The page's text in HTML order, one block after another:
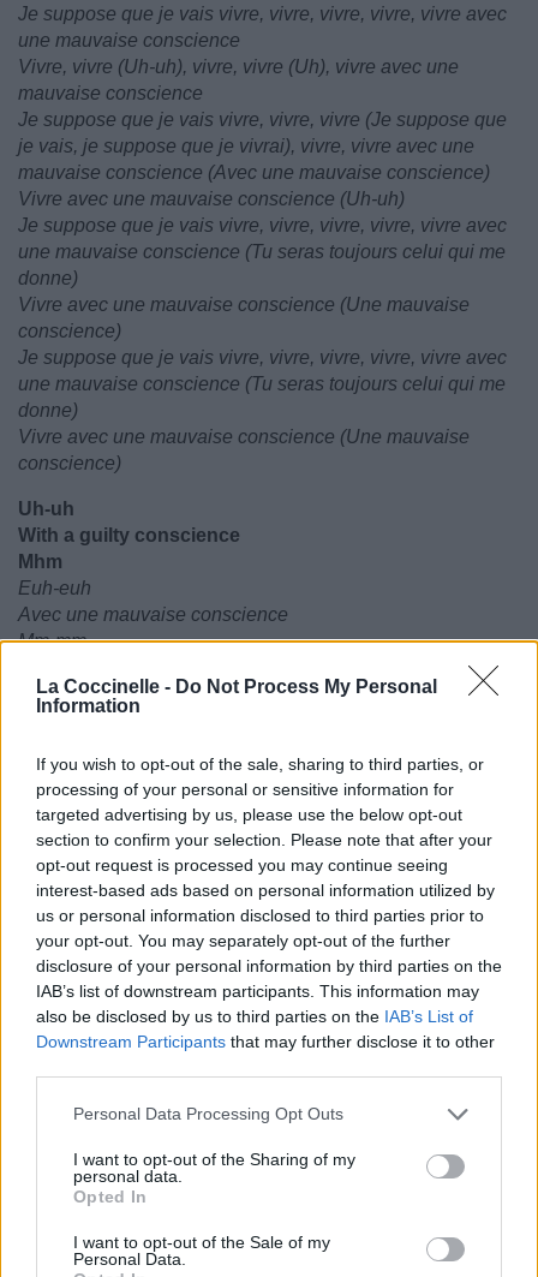
La Coccinelle - Do Not Process My Personal
Information
If you wish to opt-out of the sale, sharing to third parties, or
processing of your personal or sensitive information for
targeted advertising by us, please use the below opt-out
section to confirm your selection. Please note that after your
opt-out request is processed you may continue seeing
interest-based ads based on personal information utilized by
us or personal information disclosed to third parties prior to
your opt-out. You may separately opt-out of the further
disclosure of your personal information by third parties on the
IAB’s list of downstream participants. This information may
also be disclosed by us to third parties on the IAB’s List of
Downstream Participants that may further disclose it to other
Personal Data Processing Opt Outs
I want to opt-out of the Sharing of my
personal data.
Opted In
I want to opt-out of the Sale of my
Personal Data.
Je suppose que je vais vivre, vivre, vivre, vivre, vivre avec
une mauvaise conscience
Vivre, vivre (Uh-uh), vivre, vivre (Uh), vivre avec une
mauvaise conscience
Je suppose que je vais vivre, vivre, vivre (Je suppose que
je vais, je suppose que je vivrai), vivre, vivre avec une
mauvaise conscience (Avec une mauvaise conscience)
Vivre avec une mauvaise conscience (Uh-uh)
Je suppose que je vais vivre, vivre, vivre, vivre, vivre avec
une mauvaise conscience (Tu seras toujours celui qui me
donne)
Vivre avec une mauvaise conscience (Une mauvaise
conscience)
Je suppose que je vais vivre, vivre, vivre, vivre, vivre avec
une mauvaise conscience (Tu seras toujours celui qui me
donne)
Vivre avec une mauvaise conscience (Une mauvaise
conscience)
Uh-uh
With a guilty conscience
Mhm
Euh-euh
Avec une mauvaise conscience
Mm-mm
Publié par 55178 3 4
le 23 décembre 2023
à 7h05.
Albums : THINK LATER